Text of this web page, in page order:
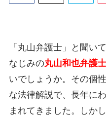
「丸山弁護士」と聞い
なじみの丸山和也弁護士
いでしょうか。その個
な法律解説で、長年に
まれてきました。しか